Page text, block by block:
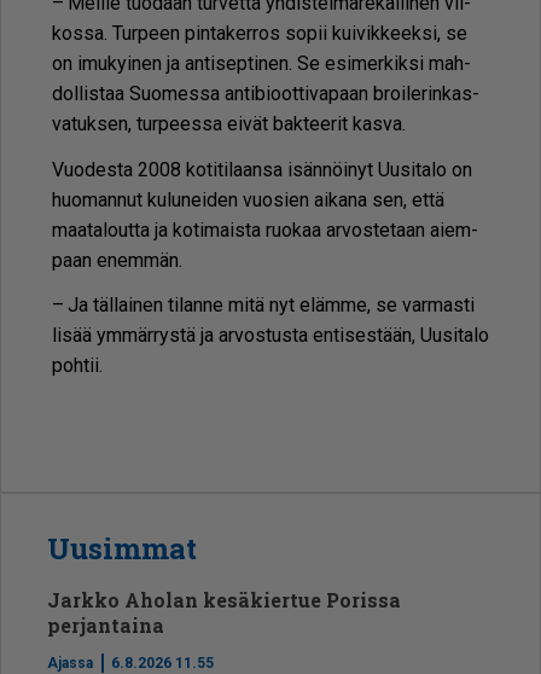
kos­sa. Tur­peen pin­ta­ker­ros so­pii kui­vik­keek­si, se
on imu­kyi­nen ja an­ti­sep­ti­nen. Se esi­mer­kik­si mah­
dol­lis­taa Suo­mes­sa an­ti­bi­oot­ti­va­paan broi­le­rin­kas­
va­tuk­sen, tur­pees­sa ei­vät bak­tee­rit kas­va.
Vuo­des­ta 2008 ko­ti­ti­laan­sa isän­nöi­nyt Uu­si­ta­lo on
huo­man­nut ku­lu­nei­den vuo­sien ai­ka­na sen, et­tä
maa­ta­lout­ta ja ko­ti­mais­ta ruo­kaa ar­vos­te­taan ai­em­
paan enem­män.
– Ja täl­lai­nen ti­lan­ne mitä nyt eläm­me, se var­mas­ti
li­sää ym­mär­rys­tä ja ar­vos­tus­ta en­ti­ses­tään, Uu­si­ta­lo
poh­tii.
Uusimmat
Jarkko Aholan kesäkiertue Porissa
perjantaina
Ajassa 6.8.2026 11.55